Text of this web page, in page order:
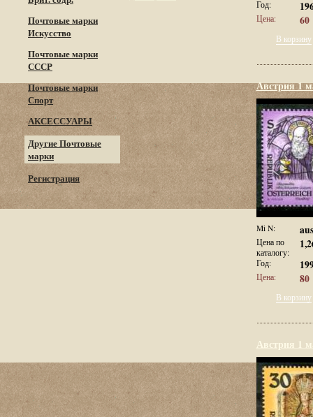
Почтовые марки
Искусство
Почтовые марки
СССР
Почтовые марки
Спорт
АКСЕССУАРЫ
Другие Почтовые
марки
Регистрация
Год:
Цена: 60
В корзину
Австрия 1
Mi N:
Цена по
каталогу:
Год:
Цена: 80
В корзину
Австрия 1